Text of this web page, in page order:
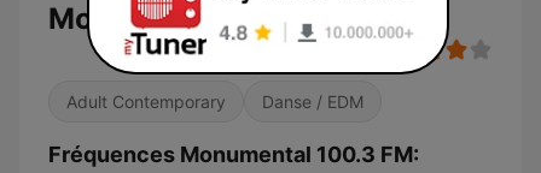
Monumental 100.3 FM
Adult Contemporary Danse / EDM
Fréquences Monumental 100.3 FM: